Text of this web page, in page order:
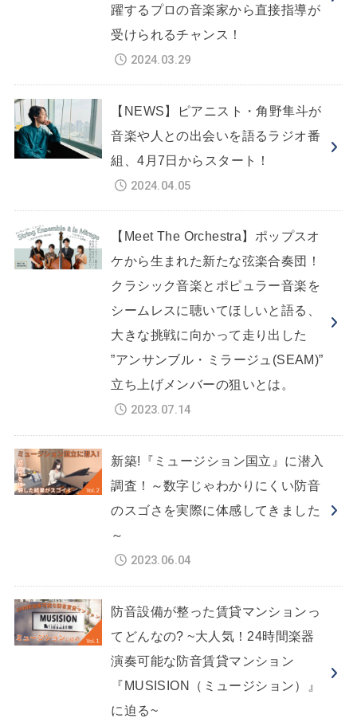
躍するプロの音楽家から直接指導が
受けられるチャンス！
2024.03.29
【NEWS】ピアニスト・角野隼斗が
音楽や人との出会いを語るラジオ番
組、4月7日からスタート！
2024.04.05
【Meet The Orchestra】ポップスオ
ケから生まれた新たな弦楽合奏団！
クラシック音楽とポピュラー音楽を
シームレスに聴いてほしいと語る、
大きな挑戦に向かって走り出した
”アンサンブル・ミラージュ(SEAM)”
立ち上げメンバーの狙いとは。
2023.07.14
新築!『ミュージション国立』に潜入
調査！～数字じゃわかりにくい防音
のスゴさを実際に体感してきました
～
2023.06.04
防音設備が整った賃貸マンションっ
てどんなの? ~大人気！24時間楽器
演奏可能な防音賃貸マンション
『MUSISION（ミュージション）』
に迫る~